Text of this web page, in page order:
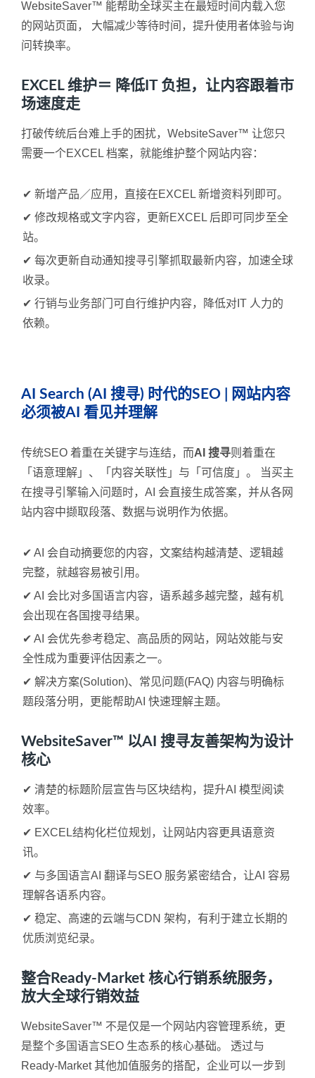
WebsiteSaver™ 能帮助全球买主在最短时间内载入您
的网站页面， 大幅减少等待时间，提升使用者体验与询
问转换率。
EXCEL 维护＝ 降低IT 负担，让内容跟着市
场速度走
打破传统后台难上手的困扰，WebsiteSaver™ 让您只
需要一个EXCEL 档案，就能维护整个网站内容：
✔ 新增产品／应用，直接在EXCEL 新增资料列即可。
✔ 修改规格或文字内容，更新EXCEL 后即可同步至全
站。
✔ 每次更新自动通知搜寻引擎抓取最新内容，加速全球
收录。
✔ 行销与业务部门可自行维护内容，降低对IT 人力的
依赖。
AI Search (AI 搜寻) 时代的SEO | 网站内容
必须被AI 看见并理解
传统SEO 着重在关键字与连结，而AI 搜寻则着重在
「语意理解」、「内容关联性」与「可信度」。 当买主
在搜寻引擎输入问题时，AI 会直接生成答案，并从各网
站内容中撷取段落、数据与说明作为依据。
✔ AI 会自动摘要您的内容，文案结构越清楚、逻辑越
完整，就越容易被引用。
✔ AI 会比对多国语言内容，语系越多越完整，越有机
会出现在各国搜寻结果。
✔ AI 会优先参考稳定、高品质的网站，网站效能与安
全性成为重要评估因素之一。
✔ 解决方案(Solution)、常见问题(FAQ) 内容与明确标
题段落分明，更能帮助AI 快速理解主题。
WebsiteSaver™ 以AI 搜寻友善架构为设计
核心
✔ 清楚的标题阶层宣告与区块结构，提升AI 模型阅读
效率。
✔ EXCEL结构化栏位规划，让网站内容更具语意资
讯。
✔ 与多国语言AI 翻译与SEO 服务紧密结合，让AI 容易
理解各语系内容。
✔ 稳定、高速的云端与CDN 架构，有利于建立长期的
优质浏览纪录。
整合Ready-Market 核心行销系统服务，
放大全球行销效益
WebsiteSaver™ 不是仅是一个网站内容管理系统，更
是整个多国语言SEO 生态系的核心基础。 透过与
Ready-Market 其他加值服务的搭配，企业可以一步到